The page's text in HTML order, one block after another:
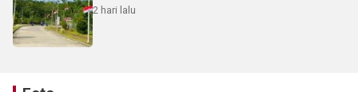
2 hari lalu